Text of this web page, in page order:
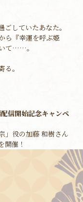
していたあなた。
ら『幸運を呼ぶ姫
て……。
。
信開始記念キャンペ
」役の加藤 和樹さん
開催！